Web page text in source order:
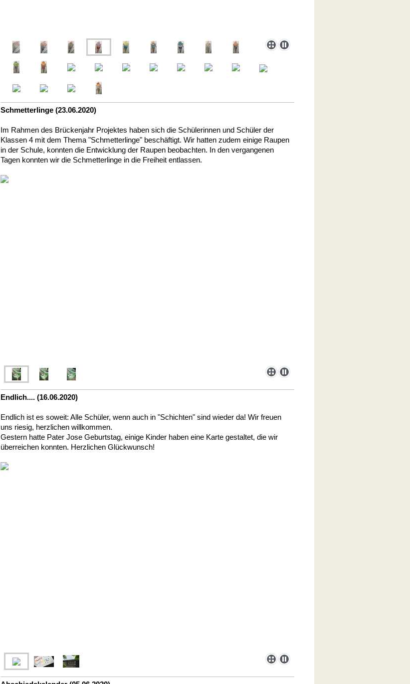
Schmetterlinge (23.06.2020)
Im Rahmen des Brückenjahr Projektes haben sich die Schülerinnen und Schüler der
Klassen 4 mit dem Thema "Schmetterlinge" beschäftigt. Wir hatten zudem einige Raupen
in der Schule, konnten die Entwicklung der Raupen beobachten. In den vergangenen
Tagen konnten wir die Schmetterlinge in die Freiheit entlassen.
Endlich.... (16.06.2020)
Endlich ist es soweit: Alle Schüler, wenn auch in "Schichten" sind wieder da! Wir freuen
uns riesig, herzlichen willkommen.
Gestern hatte Pater Jose Geburtstag, einige Kinder haben eine Karte gestaltet, die wir
überreichen konnten. Herzlichen Glückwunsch!